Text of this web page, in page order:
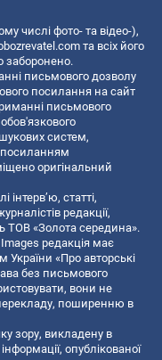
числі фото- та відео-),
та всіх його
заборонено.
письмового дозволу
посилання на сайт
письмового
систем,
посиланням
оригінальний
інтерв’ю, статті,
редакції,
ТОВ «Золота середина».
Images редакція має
України «Про авторські
без письмового
вони не
поширенню в
зору, викладену в
опублікованої